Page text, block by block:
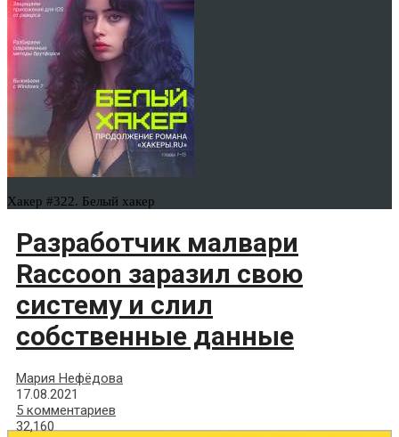
Хакер #322. Белый хакер
Разработчик малвари
Raccoon заразил свою
систему и слил
собственные данные
Мария Нефёдова
17.08.2021
5 комментариев
32,160